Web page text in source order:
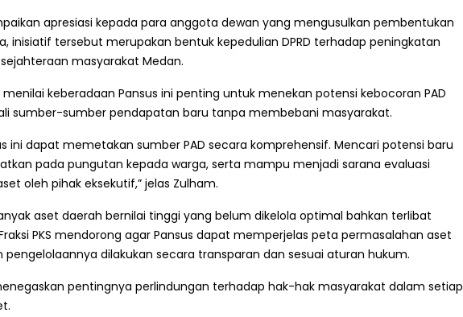
apresiasi kepada para anggota dewan yang mengusulkan pembentukan
inisiatif tersebut merupakan bentuk kepedulian DPRD terhadap peningkatan
masyarakat Medan.
menilai keberadaan Pansus ini penting untuk menekan potensi kebocoran PAD
sumber-sumber pendapatan baru tanpa membebani masyarakat.
ini dapat memetakan sumber PAD secara komprehensif. Mencari potensi baru
pada pungutan kepada warga, serta mampu menjadi sarana evaluasi
oleh pihak eksekutif,” jelas Zulham.
aset daerah bernilai tinggi yang belum dikelola optimal bahkan terlibat
PKS mendorong agar Pansus dapat memperjelas peta permasalahan aset
pengelolaannya dilakukan secara transparan dan sesuai aturan hukum.
pentingnya perlindungan terhadap hak-hak masyarakat dalam setiap